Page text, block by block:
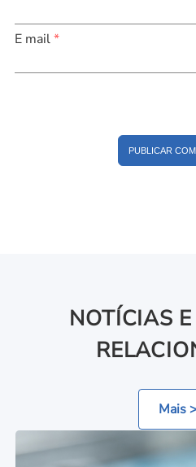
E mail*
PUBLICAR
NOTÍCIAS
Mais